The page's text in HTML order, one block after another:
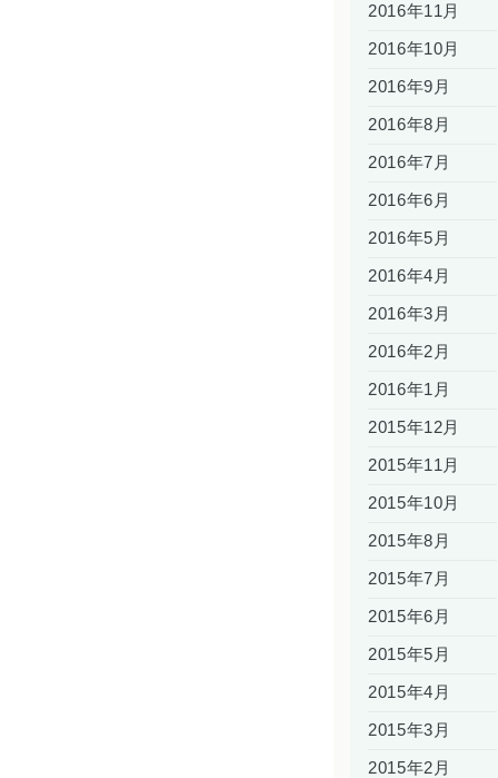
2016年11月
2016年10月
2016年9月
2016年8月
2016年7月
2016年6月
2016年5月
2016年4月
2016年3月
2016年2月
2016年1月
2015年12月
2015年11月
2015年10月
2015年8月
2015年7月
2015年6月
2015年5月
2015年4月
2015年3月
2015年2月